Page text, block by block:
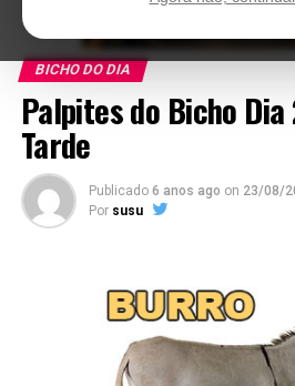
BICHO DO DIA
Palpites do Bicho
Tarde
Publicado 6 anos ago on 23/08/
Por susu